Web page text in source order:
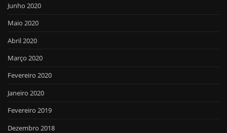
Junho 2020
Maio 2020
Abril 2020
Março 2020
Fevereiro 2020
Janeiro 2020
Fevereiro 2019
Dezembro 2018